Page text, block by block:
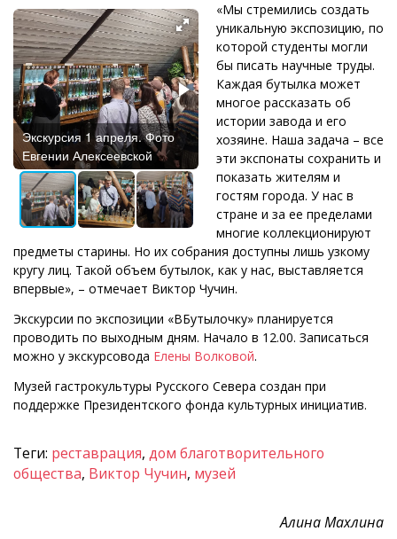
Экскурсия 1 апреля. Фото
Евгении Алексеевской
Экскурсия 1 апреля. Фото
Евгении Алексеевской
«Мы стремились создать
уникальную экспозицию, по
которой студенты могли
бы писать научные труды.
Каждая бутылка может
многое рассказать об
истории завода и его
хозяине. Наша задача – все
эти экспонаты сохранить и
показать жителям и
гостям города. У нас в
стране и за ее пределами
многие коллекционируют
предметы старины. Но их собрания доступны лишь узкому
кругу лиц. Такой объем бутылок, как у нас, выставляется
впервые», – отмечает Виктор Чучин.
Экскурсии по экспозиции «ВБутылочку» планируется
проводить по выходным дням. Начало в 12.00. Записаться
можно у экскурсовода Елены Волковой.
Музей гастрокультуры Русского Севера создан при
поддержке Президентского фонда культурных инициатив.
Теги: реставрация, дом благотворительного
общества, Виктор Чучин, музей
Алина Махлина